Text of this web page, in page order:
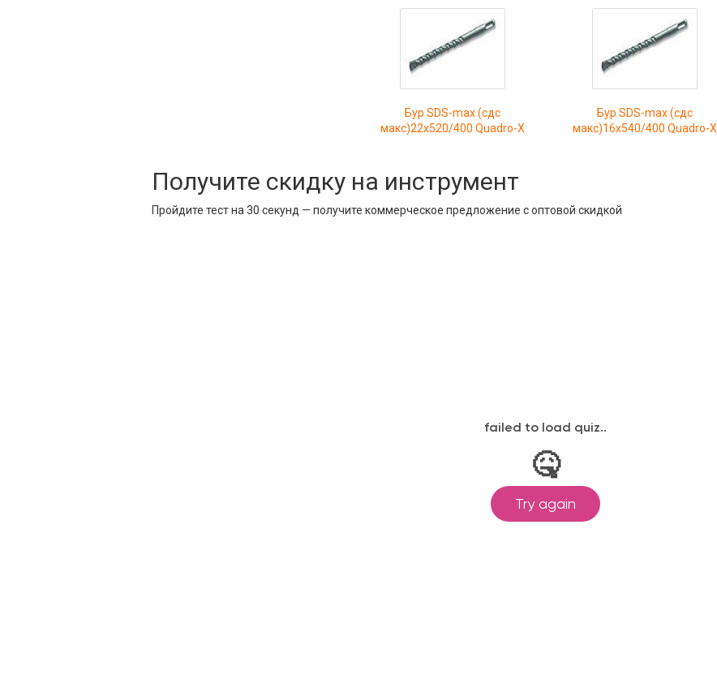
Бур SDS-max (сдс
макс)22x520/400 Quadro-X
Бур SDS-max (сдс
макс)16x540/400 Quadro-X
Получите скидку на инструмент
Пройдите тест на 30 секунд — получите коммерческое предложение с оптовой скидкой